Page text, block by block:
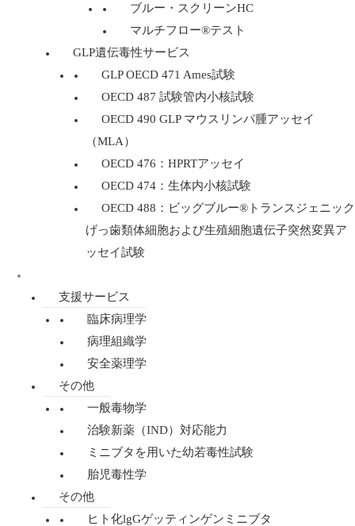
ブルー・スクリーンHC
マルチフロー®テスト
GLP遺伝毒性サービス
GLP OECD 471 Ames試験
OECD 487 試験管内小核試験
OECD 490 GLP マウスリンパ腫アッセイ
（MLA）
OECD 476：HPRTアッセイ
OECD 474：生体内小核試験
OECD 488：ビッグブルー®トランスジェニック
げっ歯類体細胞および生殖細胞遺伝子突然変異ア
ッセイ試験
支援サービス
臨床病理学
病理組織学
安全薬理学
その他
一般毒物学
治験新薬（IND）対応能力
ミニブタを用いた幼若毒性試験
胎児毒性学
その他
ヒト化lgGゲッティンゲンミニブタ